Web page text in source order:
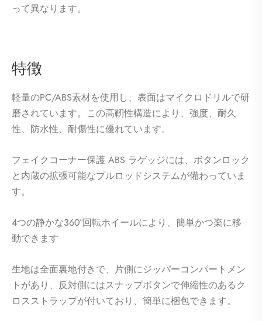
って異なります。
特徴
軽量のPC/ABS素材を使用し、表面はマイクロドリルで研
磨されています。この高靭性構造により、強度、耐久
性、防水性、耐傷性に優れています。
フェイクコーナー保護 ABS ラゲッジには、ボタンロック
と内蔵の拡張可能なプルロッドシステムが備わっていま
す。
4つの静かな360°回転ホイールにより、簡単かつ楽に移
動できます
生地は全面裏地付きで、片側にジッパーコンパートメン
トがあり、反対側にはスナップボタンで伸縮性のあるク
ロスストラップが付いており、簡単に梱包できます。